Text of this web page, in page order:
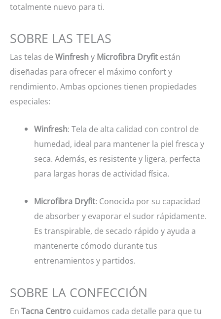
totalmente nuevo para ti.
SOBRE LAS TELAS
Las telas de Winfresh y Microfibra Dryfit están
diseñadas para ofrecer el máximo confort y
rendimiento. Ambas opciones tienen propiedades
especiales:
Winfresh: Tela de alta calidad con control de
humedad, ideal para mantener la piel fresca y
seca. Además, es resistente y ligera, perfecta
para largas horas de actividad física.
Microfibra Dryfit: Conocida por su capacidad
de absorber y evaporar el sudor rápidamente.
Es transpirable, de secado rápido y ayuda a
mantenerte cómodo durante tus
entrenamientos y partidos.
SOBRE LA CONFECCIÓN
En Tacna Centro cuidamos cada detalle para que tu